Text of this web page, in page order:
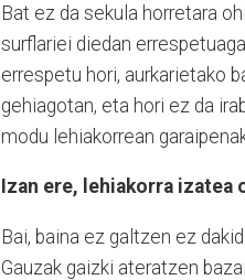
Bat ez da sekula horretara
surflariei diedan
errespetu hori, aurkarietako
gehiagotan, eta hori ez da
modu lehiakorrean
Izan ere, lehiakorra izatea
Bai, baina ez galtzen ez
Gauzak gaizki ateratzen